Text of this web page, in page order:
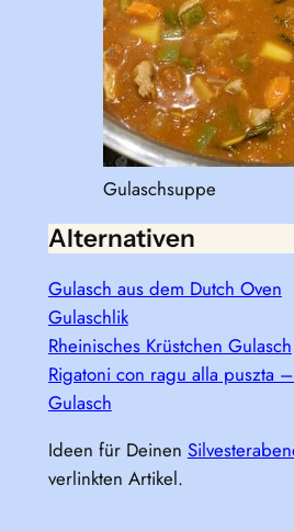
Gulaschsuppe
Alternativen
Gulasch aus dem Dutch Oven
Gulaschlik
Rheinisches Krüstchen Gulasch
Rigatoni con ragu alla puszta
Gulasch
Ideen für Deinen
verlinkten Artikel.